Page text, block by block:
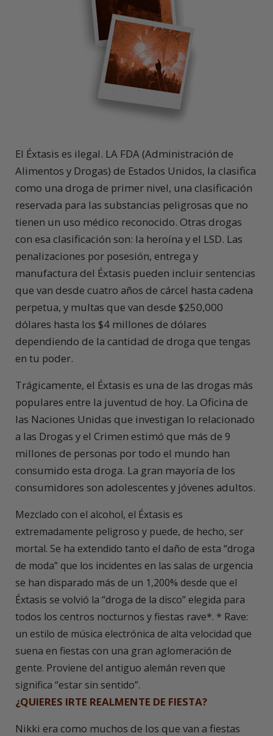
El Éxtasis es ilegal. LA FDA (Administración de
Alimentos y Drogas) de Estados Unidos, la clasifica
como una droga de primer nivel, una clasificación
reservada para las substancias peligrosas que no
tienen un uso médico reconocido. Otras drogas
con esa clasificación son: la heroína y el LSD. Las
penalizaciones por posesión, entrega y
manufactura del Éxtasis pueden incluir sentencias
que van desde cuatro años de cárcel hasta cadena
perpetua, y multas que van desde $250,000
dólares hasta los $4 millones de dólares
dependiendo de la cantidad de droga que tengas
en tu poder.
Trágicamente, el Éxtasis es una de las drogas más
populares entre la juventud de hoy. La Oficina de
las Naciones Unidas que investigan lo relacionado
a las Drogas y el Crimen estimó que más de 9
millones de personas por todo el mundo han
consumido esta droga. La gran mayoría de los
consumidores son adolescentes y jóvenes adultos.
Mezclado con el alcohol, el Éxtasis es
extremadamente peligroso y puede, de hecho, ser
mortal. Se ha extendido tanto el daño de esta “droga
de moda” que los incidentes en las salas de urgencia
se han disparado más de un 1,200% desde que el
Éxtasis se volvió la “droga de la disco” elegida para
todos los centros nocturnos y fiestas rave*. * Rave:
un estilo de música electrónica de alta velocidad que
suena en fiestas con una gran aglomeración de
gente. Proviene del antiguo alemán reven que
significa “estar sin sentido”.
¿QUIERES IRTE REALMENTE DE FIESTA?
Nikki era como muchos de los que van a fiestas